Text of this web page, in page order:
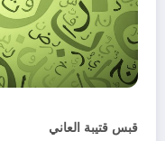
قبس قتيبة العاني